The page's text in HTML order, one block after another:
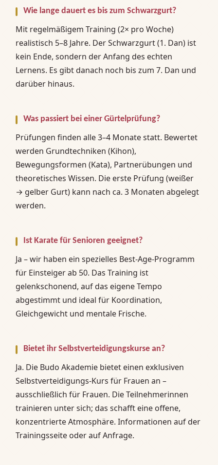
Wie lange dauert es bis zum Schwarzgurt?
Mit regelmäßigem Training (2× pro Woche)
realistisch 5–8 Jahre. Der Schwarzgurt (1. Dan) ist
kein Ende, sondern der Anfang des echten
Lernens. Es gibt danach noch bis zum 7. Dan und
darüber hinaus.
Was passiert bei einer Gürtelprüfung?
Prüfungen finden alle 3–4 Monate statt. Bewertet
werden Grundtechniken (Kihon),
Bewegungsformen (Kata), Partnerübungen und
theoretisches Wissen. Die erste Prüfung (weißer
→ gelber Gurt) kann nach ca. 3 Monaten abgelegt
werden.
Ist Karate für Senioren geeignet?
Ja – wir haben ein spezielles Best-Age-Programm
für Einsteiger ab 50. Das Training ist
gelenkschonend, auf das eigene Tempo
abgestimmt und ideal für Koordination,
Gleichgewicht und mentale Frische.
Bietet ihr Selbstverteidigungskurse an?
Ja. Die Budo Akademie bietet einen exklusiven
Selbstverteidigungs-Kurs für Frauen an –
ausschließlich für Frauen. Die Teilnehmerinnen
trainieren unter sich; das schafft eine offene,
konzentrierte Atmosphäre. Informationen auf der
Trainingsseite oder auf Anfrage.